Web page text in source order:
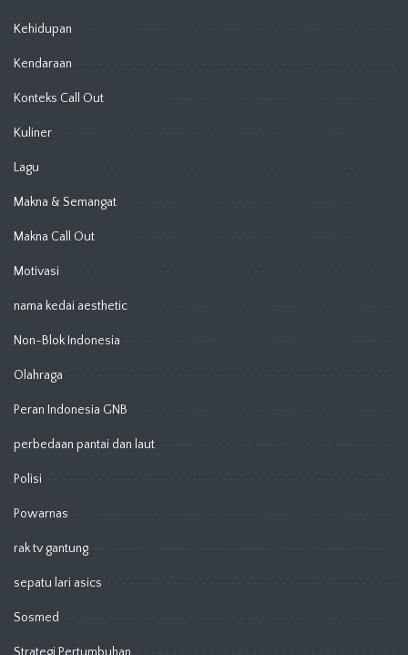
Kehidupan
Kendaraan
Konteks Call Out
Kuliner
Lagu
Makna & Semangat
Makna Call Out
Motivasi
nama kedai aesthetic
Non-Blok Indonesia
Olahraga
Peran Indonesia GNB
perbedaan pantai dan laut
Polisi
Powarnas
rak tv gantung
sepatu lari asics
Sosmed
Strategi Pertumbuhan